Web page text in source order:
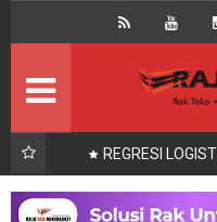
REGRESI
Beranda
Kontak About Us
Rak Gudang Rak besi/
Rak Minimarket